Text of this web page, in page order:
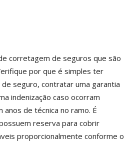
corretagem de seguros que são
por que é simples ter
seguro, contratar uma garantia
indenização caso ocorram
de técnica no ramo. É
reserva para cobrir
proporcionalmente conforme o